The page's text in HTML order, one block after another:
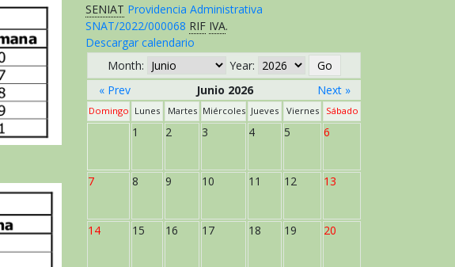
SENIAT Providencia Administrativa
SNAT/2022/000068 RIF IVA.
Descargar calendario
Month:
Year:
« Prev
Junio 2026 Next »
Domingo Lunes Martes Miércoles Jueves Viernes Sábado
1 2 3 4 5 6
7 8 9 10 11 12 13
14 15 16 17 18 19 20